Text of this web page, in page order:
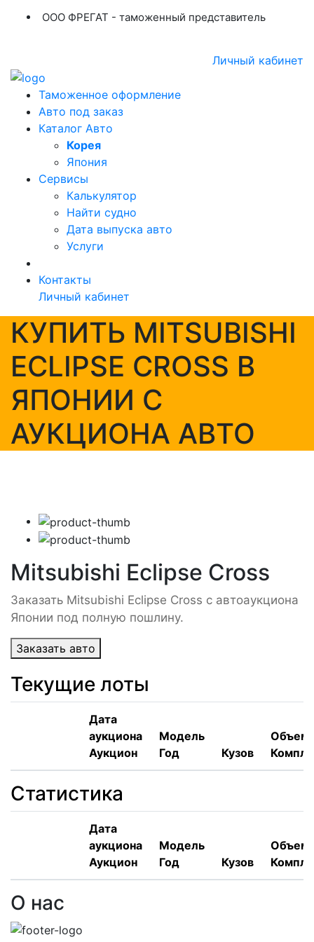
ООО ФРЕГАТ - таможенный представитель
Личный кабинет
Таможенное оформление
Авто под заказ
Каталог Авто
Корея
Япония
Сервисы
Калькулятор
Найти судно
Дата выпуска авто
Услуги
Контакты
Личный кабинет
КУПИТЬ MITSUBISHI
ECLIPSE CROSS В
ЯПОНИИ С
АУКЦИОНА АВТО
Mitsubishi Eclipse Cross
Заказать Mitsubishi Eclipse Cross с автоаукциона
Японии под полную пошлину.
Заказать авто
Текущие лоты
Дата
аукциона
Аукцион
Модель
Год
Кузов
Объем,
Статистика
Дата
аукциона
Аукцион
Модель
Год
Кузов
Объем,
О нас